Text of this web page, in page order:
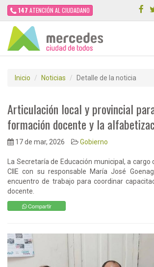
147 ATENCIÓN AL CIUDADANO
Inicio Noticias Detalle de la noticia
Articulación local y provincial
formación docente y la
17 de mar, 2026 Gobierno
La Secretaría de Educación municipal, a cargo
CIIE con su responsable María José
encuentro de trabajo para coordinar
docente.
Compartir